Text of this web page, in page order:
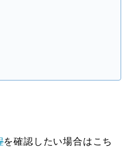
を確認したい場合はこち